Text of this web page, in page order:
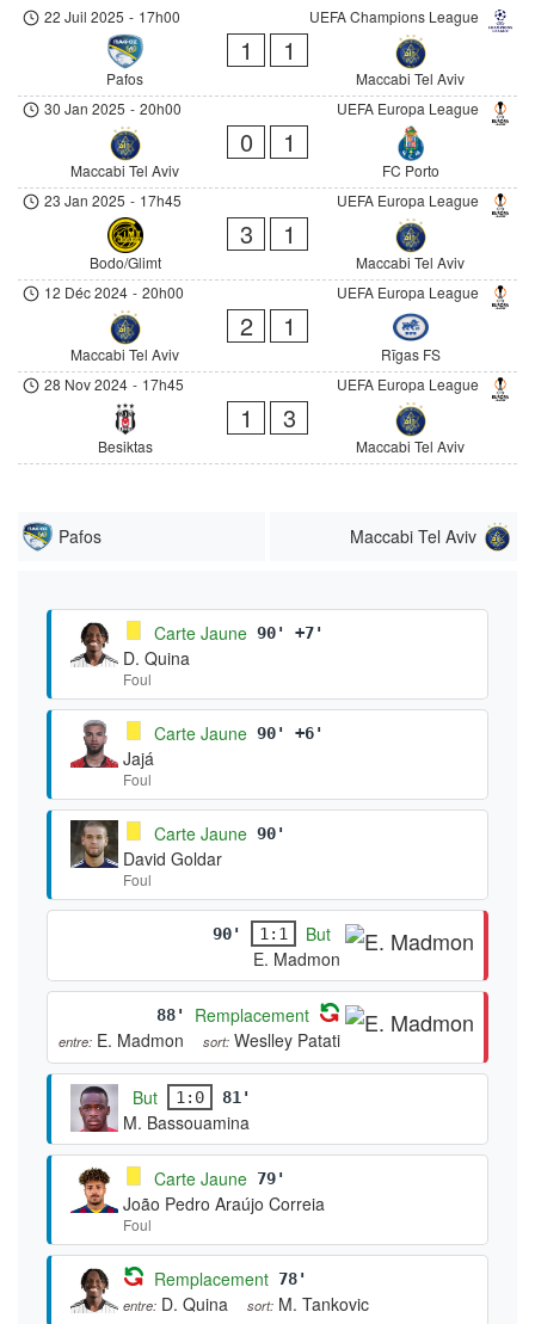
UEFA Champions League
22 Juil 2025 - 17h00
Pafos
1 1
Maccabi Tel Aviv
UEFA Europa League
30 Jan 2025 - 20h00
Maccabi Tel Aviv
0 1
FC Porto
UEFA Europa League
23 Jan 2025 - 17h45
Bodo/Glimt
3 1
Maccabi Tel Aviv
UEFA Europa League
12 Déc 2024 - 20h00
Maccabi Tel Aviv
2 1
Rīgas FS
UEFA Europa League
28 Nov 2024 - 17h45
Besiktas
1 3
Maccabi Tel Aviv
Pafos Maccabi Tel Aviv
Carte Jaune 90' +7'
D. Quina
Foul
Carte Jaune 90' +6'
Jajá
Foul
Carte Jaune 90'
David Goldar
Foul
90' 1:1
But
E. Madmon
88' Remplacement
entre: E. Madmon sort: Weslley Patati
But 1:0 81'
M. Bassouamina
Carte Jaune 79'
João Pedro Araújo Correia
Foul
Remplacement 78'
entre: D. Quina sort: M. Tankovic